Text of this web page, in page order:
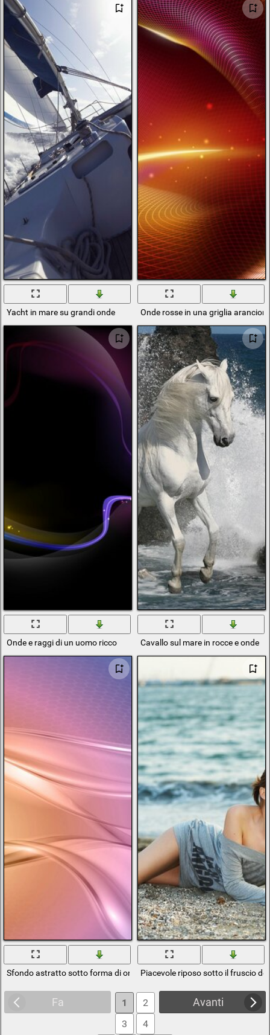
Yacht in mare su grandi onde Onde rosse in una griglia
Onde e raggi di un uomo ricco Cavallo sul mare in rocce e onde
Sfondo astratto sotto forma di onde arcobaleno multicolore
Piacevole riposo sotto il fruscio
Fa Avanti
1
2
3
4